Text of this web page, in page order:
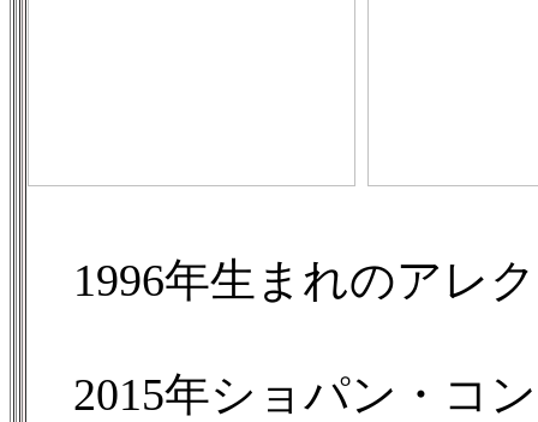
1996年生まれのアレ
2015年ショパン・コ